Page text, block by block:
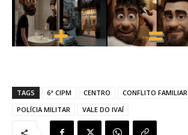
TAGS 6ª CIPM CENTRO CONFLITO FAMILIAR
POLÍCIA MILITAR
VALE DO IVAÍ